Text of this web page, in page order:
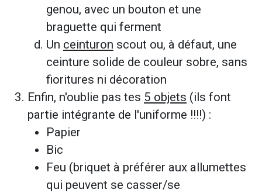
genou, avec un bouton et une
braguette qui ferment
Un ceinturon scout ou, à défaut, une
ceinture solide de couleur sobre, sans
fioritures ni décoration
Enfin, n'oublie pas tes 5 objets (ils font
partie intégrante de l'uniforme !!!!) :
Papier
Bic
Feu (briquet à préférer aux allumettes
qui peuvent se casser/se